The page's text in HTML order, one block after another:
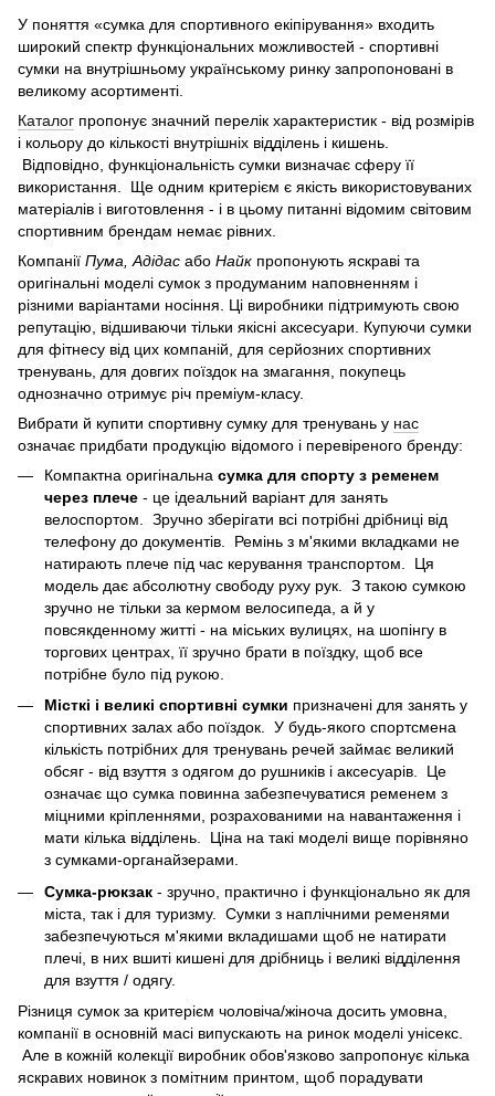
У поняття «сумка для спортивного екіпірування» входить
широкий спектр функціональних можливостей - спортивні
сумки на внутрішньому українському ринку запропоновані в
великому асортименті.
Каталог пропонує значний перелік характеристик - від розмірів
і кольору до кількості внутрішніх відділень і кишень.
Відповідно, функціональність сумки визначає сферу її
використання. Ще одним критерієм є якість використовуваних
матеріалів і виготовлення - і в цьому питанні відомим світовим
спортивним брендам немає рівних.
Компанії Пума, Адідас або Найк пропонують яскраві та
оригінальні моделі сумок з продуманим наповненням і
різними варіантами носіння. Ці виробники підтримують свою
репутацію, відшиваючи тільки якісні аксесуари. Купуючи сумки
для фітнесу від цих компаній, для серйозних спортивних
тренувань, для довгих поїздок на змагання, покупець
однозначно отримує річ преміум-класу.
Вибрати й купити спортивну сумку для тренувань у нас
означає придбати продукцію відомого і перевіреного бренду:
Компактна оригінальна сумка для спорту з ременем
через плече - це ідеальний варіант для занять
велоспортом. Зручно зберігати всі потрібні дрібниці від
телефону до документів. Ремінь з м'якими вкладками не
натирають плече під час керування транспортом. Ця
модель дає абсолютну свободу руху рук. З такою сумкою
зручно не тільки за кермом велосипеда, а й у
повсякденному житті - на міських вулицях, на шопінгу в
торгових центрах, її зручно брати в поїздку, щоб все
потрібне було під рукою.
Місткі і великі спортивні сумки призначені для занять у
спортивних залах або поїздок. У будь-якого спортсмена
кількість потрібних для тренувань речей займає великий
обсяг - від взуття з одягом до рушників і аксесуарів. Це
означає що сумка повинна забезпечуватися ременем з
міцними кріпленнями, розрахованими на навантаження і
мати кілька відділень. Ціна на такі моделі вище порівняно
з сумками-органайзерами.
Сумка-рюкзак - зручно, практично і функціонально як для
міста, так і для туризму. Сумки з наплічними ременями
забезпечуються м'якими вкладишами щоб не натирати
плечі, в них вшиті кишені для дрібниць і великі відділення
для взуття / одягу.
Різниця сумок за критерієм чоловіча/жіноча досить умовна,
компанії в основній масі випускають на ринок моделі унісекс.
Але в кожній колекції виробник обов'язково запропонує кілька
яскравих новинок з помітним принтом, щоб порадувати